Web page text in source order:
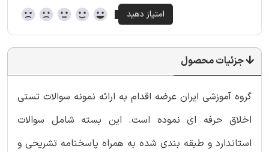
جزئیات محصول
گروه آموزشی ایران عرضه اقدام به ارائه نمونه سوالات تستی
اخلاق حرفه ای نموده است. این بسته شامل سوالات
استاندارد و طبقه بندی شده به همراه پاسخنامه تشریحی و